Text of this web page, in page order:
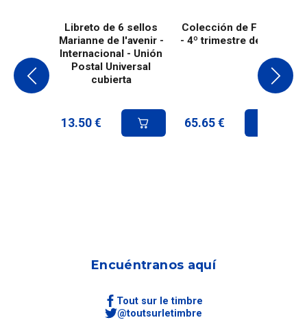
Libreto de 6 sellos
Marianne de l'avenir -
Internacional - Unión
Postal Universal
cubierta
13.50 €
Colección de Francia
- 4º trimestre de 2025
65.65 €
Encuéntranos aquí
Tout sur le timbre
@toutsurletimbre